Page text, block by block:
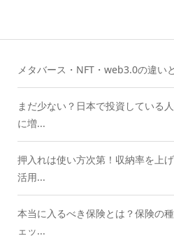
メタバース・NFT・web3.0の違い
まだ少ない？日本で投資している
に増...
押入れは使い方次第！収納率を上
活用...
本当に入るべき保険とは？保険の
ェッ...